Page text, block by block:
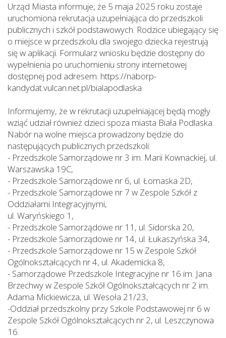
Urząd Miasta informuje, że 5 maja 2025 roku zostaje
uruchomiona rekrutacja uzupełniająca do przedszkoli
publicznych i szkół podstawowych. Rodzice ubiegający się
o miejsce w przedszkolu dla swojego dziecka rejestrują
się w aplikacji. Formularz wniosku będzie dostępny do
wypełnienia po uruchomieniu strony internetowej
dostępnej pod adresem: https://naborp-
kandydat.vulcan.net.pl/bialapodlaska
Informujemy, że w rekrutacji uzupełniającej będą mogły
wziąć udział również dzieci spoza miasta Biała Podlaska.
Nabór na wolne miejsca prowadzony będzie do
następujących publicznych przedszkoli:
- Przedszkole Samorządowe nr 3 im. Marii Kownackiej, ul.
Warszawska 19C,
- Przedszkole Samorządowe nr 6, ul. Łomaska 2D,
- Przedszkole Samorządowe nr 7 w Zespole Szkół z
Oddziałami Integracyjnymi,
ul. Waryńskiego 1,
- Przedszkole Samorządowe nr 11, ul. Sidorska 20,
- Przedszkole Samorządowe nr 14, ul. Łukaszyńska 34,
- Przedszkole Samorządowe nr 15 w Zespole Szkół
Ogólnokształcących nr 4, ul. Akademicka 8,
- Samorządowe Przedszkole Integracyjne nr 16 im. Jana
Brzechwy w Zespole Szkół Ogólnokształcących nr 2 im.
Adama Mickiewicza, ul. Wesoła 21/23,
-Oddział przedszkolny przy Szkole Podstawowej nr 6 w
Zespole Szkół Ogólnokształcących nr 2, ul. Leszczynowa
16.